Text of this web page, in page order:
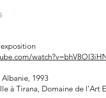
Albanie, 1993
à Tirana, Domaine de l’Art